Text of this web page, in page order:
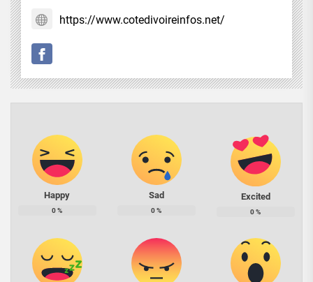
https://www.cotedivoireinfos.net/
Happy
0%
Sad
0%
Excited
0%